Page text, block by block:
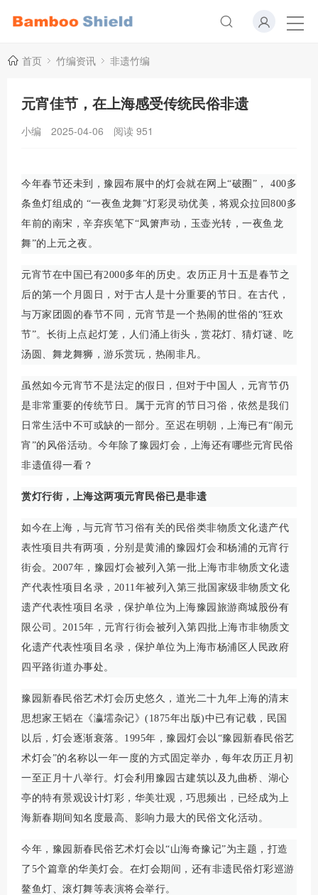
首页 竹编资讯 非遗竹编
元宵佳节，在上海感受传统民俗非遗
小编 2025-04-06 阅读 951
今年春节还未到，豫园布展中的灯会就在网上“破圈”， 400多
条鱼灯组成的 “一夜鱼龙舞”灯彩灵动优美，将观众拉回800多
年前的南宋，辛弃疾笔下“凤箫声动，玉壶光转，一夜鱼龙
舞”的上元之夜。
元宵节在中国已有2000多年的历史。农历正月十五是春节之
后的第一个月圆日，对于古人是十分重要的节日。在古代，
与万家团圆的春节不同，元宵节是一个热闹的世俗的“狂欢
节”。长街上点起灯笼，人们涌上街头，赏花灯、猜灯谜、吃
汤圆、舞龙舞狮，游乐赏玩，热闹非凡。
虽然如今元宵节不是法定的假日，但对于中国人，元宵节仍
是非常重要的传统节日。属于元宵的节日习俗，依然是我们
日常生活中不可或缺的一部分。至迟在明朝，上海已有“闹元
宵”的风俗活动。今年除了豫园灯会，上海还有哪些元宵民俗
非遗值得一看？
赏灯行街，上海这两项元宵民俗已是非遗
如今在上海，与元宵节习俗有关的民俗类非物质文化遗产代
表性项目共有两项，分别是黄浦的豫园灯会和杨浦的元宵行
街会。2007年，豫园灯会被列入第一批上海市非物质文化遗
产代表性项目名录，2011年被列入第三批国家级非物质文化
遗产代表性项目名录，保护单位为上海豫园旅游商城股份有
限公司。2015年，元宵行街会被列入第四批上海市非物质文
化遗产代表性项目名录，保护单位为上海市杨浦区人民政府
四平路街道办事处。
豫园新春民俗艺术灯会历史悠久，道光二十九年上海的清末
思想家王韬在《瀛壖杂记》(1875年出版)中已有记载，民国
以后，灯会逐渐衰落。1995年，豫园灯会以“豫园新春民俗艺
术灯会”的名称以一年一度的方式固定举办，每年农历正月初
一至正月十八举行。灯会利用豫园古建筑以及九曲桥、湖心
亭的特有景观设计灯彩，华美壮观，巧思频出，已经成为上
海新春期间知名度最高、影响力最大的民俗文化活动。
今年，豫园新春民俗艺术灯会以“山海奇豫记”为主题，打造
了5个篇章的华美灯会。在灯会期间，还有非遗民俗灯彩巡游
鳌鱼灯、滚灯舞等表演将会举行。